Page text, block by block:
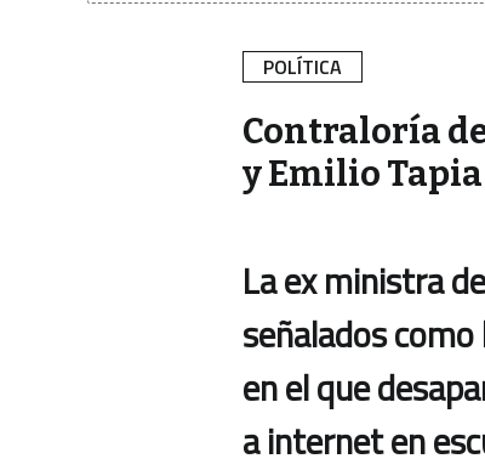
POLÍTICA
Contraloría
y Emilio
La ex ministra
señalados
en el que
a internet en